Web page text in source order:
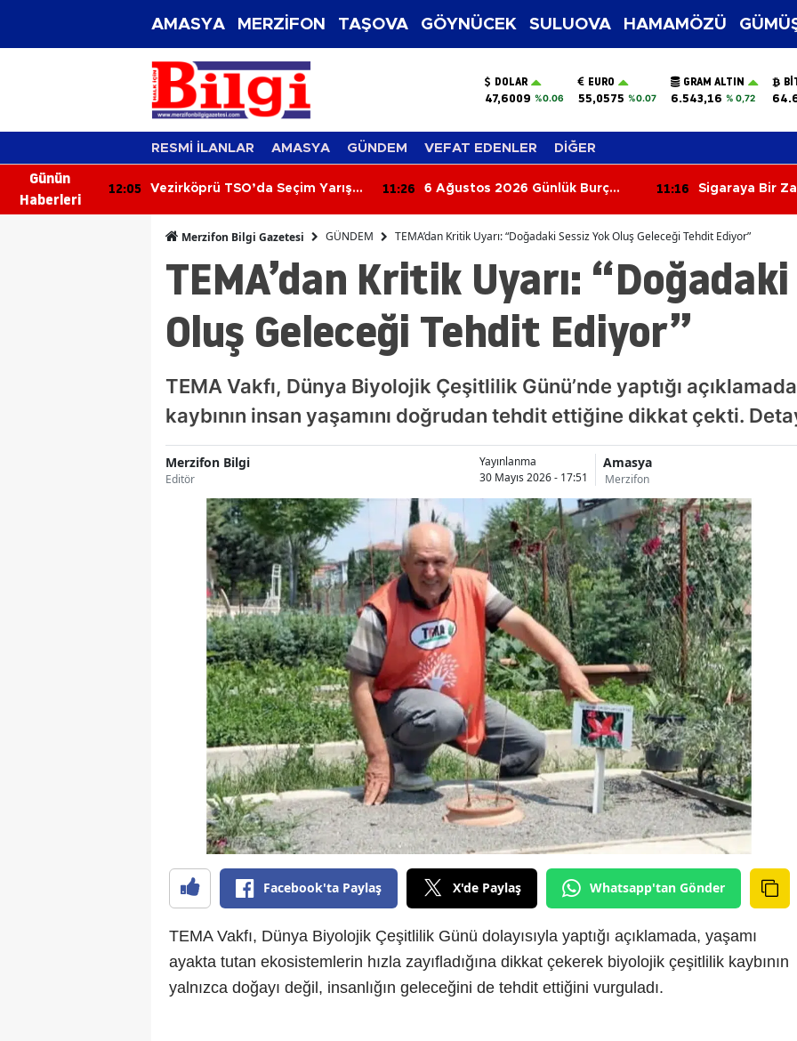
AMASYA MERZİFON TAŞOVA GÖYNÜCEK SULUOVA HAMAMÖZÜ
DOLAR
47,6009 %0.06
EURO
55,0575 %0.07
GRAM ALTIN
6.543,16 % 0,72
RESMİ İLANLAR AMASYA GÜNDEM VEFAT EDENLER DİĞER
Günün
Haberleri
12:05
Vezirköprü TSO’da Seçim Yarışı
11:26
6 Ağustos 2026 Günlük Burç
Bugün Burcunuzu Neler Bekliyor?
11:16 Sigaraya Bir
Merzifon Bilgi Gazetesi GÜNDEM TEMA’dan Kritik Uyarı: “Doğadaki Sessiz Yok Oluş Geleceği Tehdit Ediyor”
TEMA’dan Kritik Uyarı:
Oluş Geleceği Tehdit Ediyor”
TEMA Vakfı, Dünya Biyolojik Çeşitlilik Günü’nde yaptığı
kaybının insan yaşamını doğrudan tehdit ettiğine dikkat çekti.
Merzifon Bilgi
Editör
Yayınlanma
30 Mayıs 2026 - 17:51
Amasya
Merzifon
Facebook'ta Paylaş X'de Paylaş Whatsapp'tan Gönder
TEMA Vakfı, Dünya Biyolojik Çeşitlilik Günü dolayısıyla yaptığı açıklamada, yaşamı
ayakta tutan ekosistemlerin hızla zayıfladığına dikkat çekerek biyolojik çeşitlilik kaybının
yalnızca doğayı değil, insanlığın geleceğini de tehdit ettiğini vurguladı.